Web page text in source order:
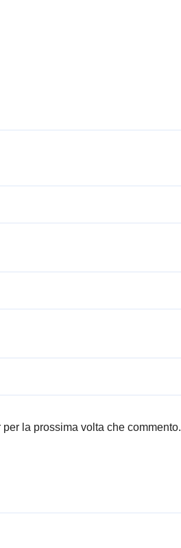
la prossima volta che commento.